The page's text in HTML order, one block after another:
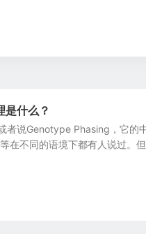
是什么？
者说Genotype Phasing，它的
在不同的语境下都有人说过。